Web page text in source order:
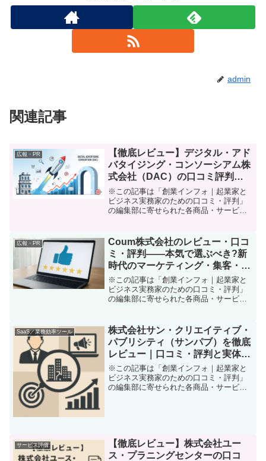
admin
関連記事
広報・PR
【徹底レビュー】デジタル・アド
バタイジング・コンソーシアム株
式会社（DAC）の口コミ評判｜
デジタル広告で事業は本当に伸び
る？実体験と率直な感想
※この記事は「創業インフォ｜起業家と
ビジネス実務家のための口コミ・評判」
の編集部に寄せられた各商品・サービス
したか？「事業を始めたけれど、なかな
か知名度が上がらない」「...
広報・PR
Coum株式会社のレビュー・口コ
ミ・評判――本気で選ぶべき?新
時代のマーケティング・集客・
PR支援サービス徹底体験記
※この記事は「創業インフォ｜起業家と
ビジネス実務家のための口コミ・評判」
の編集部に寄せられた各商品・サービス
分からない」「DXってよく聞くけど、自
分のビジネスにどう役...
SaaS／業務効率ツール
株式会社サン・クリエイティブ・
パブリシティ（サンパブ）を徹底
レビュー｜口コミ・評判と実体験
から見えたメリット・デメリット
※この記事は「創業インフォ｜起業家と
ビジネス実務家のための口コミ・評判」
の編集部に寄せられた各商品・サービス
サービス評価
【徹底レビュー】株式会社ユー
ス・プラニングセンターの口コ